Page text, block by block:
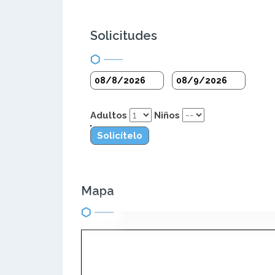
Solicitudes
Adultos
Niños
Solicítelo
Mapa